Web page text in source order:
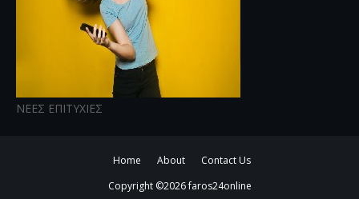
ΝΕΕΣ ΕΠΙΤΥΧΙΕΣ
Home About
Contact Us
Copyright ©2026faros24online